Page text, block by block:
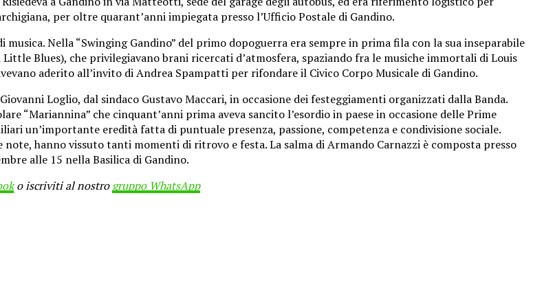
per oltre quarant’anni impiegata presso l’Ufficio Postale di Gandino.
Nella “Swinging Gandino” del primo dopoguerra era sempre in prima fila con la sua inseparabile
Blues), che privilegiavano brani ricercati d’atmosfera, spaziando fra le musiche immortali di Louis
aderito all’invito di Andrea Spampatti per rifondare il Civico Corpo Musicale di Gandino.
Loglio, dal sindaco Gustavo Maccari, in occasione dei festeggiamenti organizzati dalla Banda.
“Mariannina” che cinquant’anni prima aveva sancito l’esordio in paese in occasione delle Prime
un’importante eredità fatta di puntuale presenza, passione, competenza e condivisione sociale.
hanno vissuto tanti momenti di ritrovo e festa. La salma di Armando Carnazzi è composta presso
alle 15 nella Basilica di Gandino.
o iscriviti al nostrogruppo WhatsApp